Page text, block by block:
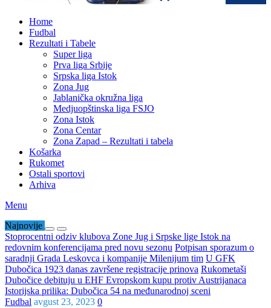
Home
Fudbal
Rezultati i Tabele
Super liga
Prva liga Srbije
Srpska liga Istok
Zona Jug
Jablanička okružna liga
Medjuopštinska liga FSJO
Zona Istok
Zona Centar
Zona Zapad – Rezultati i tabela
Košarka
Rukomet
Ostali sportovi
Arhiva
Menu
Najnovije
Stoprocentni odziv klubova Zone Jug i Srpske lige Istok na
redovnim konferencijama pred novu sezonu Potpisan sporazum o
saradnji Grada Leskovca i kompanije Milenijum tim U GFK
Dubočica 1923 danas završene registracije prinova Rukometaši
Dubočice debituju u EHF Evropskom kupu protiv Austrijanaca
Istorijska prilika: Dubočica 54 na međunarodnoj sceni
Fudbal avgust 23, 2023 0